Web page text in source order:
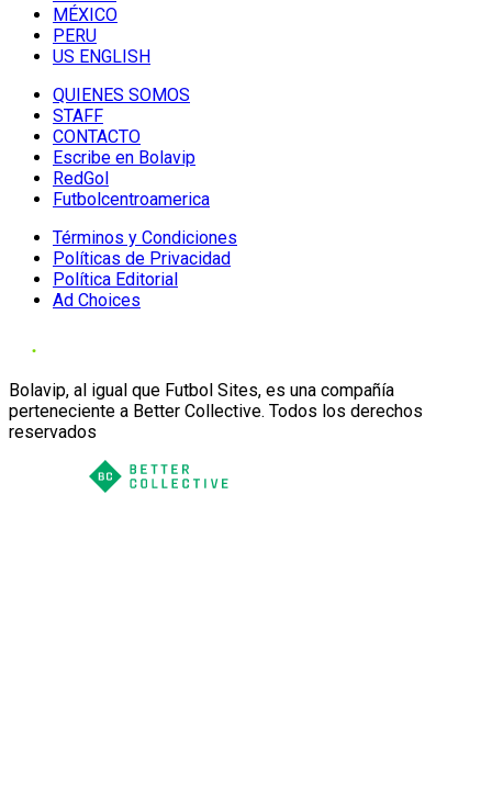
MÉXICO
PERU
US ENGLISH
QUIENES SOMOS
STAFF
CONTACTO
Escribe en Bolavip
RedGol
Futbolcentroamerica
Términos y Condiciones
Políticas de Privacidad
Política Editorial
Ad Choices
Bolavip, al igual que Futbol Sites, es una compañía
perteneciente a Better Collective. Todos los derechos
reservados